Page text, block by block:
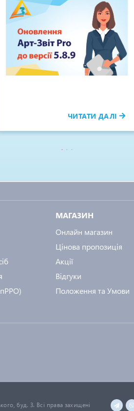
ЧИТАТИ ДАЛІ
МАГАЗИН
Онлайн магазин
Цінова пропозиція
Акції
Відгуки
Положення та Умови
буд. 3. Всі права захищені